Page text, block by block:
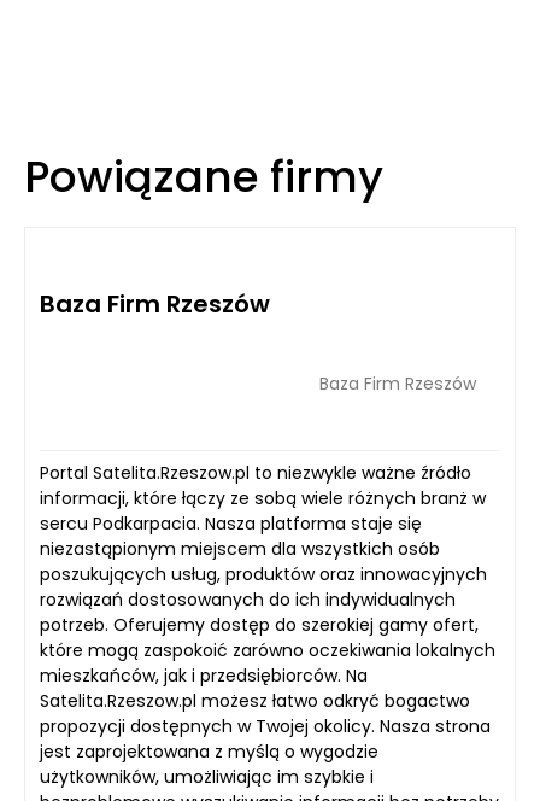
Powiązane firmy
Baza Firm Rzeszów
Baza Firm Rzeszów
Portal Satelita.Rzeszow.pl to niezwykle ważne źródło
informacji, które łączy ze sobą wiele różnych branż w
sercu Podkarpacia. Nasza platforma staje się
niezastąpionym miejscem dla wszystkich osób
poszukujących usług, produktów oraz innowacyjnych
rozwiązań dostosowanych do ich indywidualnych
potrzeb. Oferujemy dostęp do szerokiej gamy ofert,
które mogą zaspokoić zarówno oczekiwania lokalnych
mieszkańców, jak i przedsiębiorców. Na
Satelita.Rzeszow.pl możesz łatwo odkryć bogactwo
propozycji dostępnych w Twojej okolicy. Nasza strona
jest zaprojektowana z myślą o wygodzie
użytkowników, umożliwiając im szybkie i